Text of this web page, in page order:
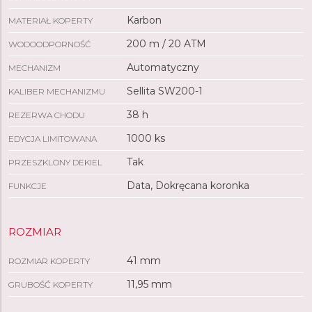
Wymiary
Wysokość:12 mm
Waga:85 g
Szerokość między uszami:21 mm
Średnica:41 mm
Szczegóły
Numer artykułu:242024.1
Kraj pochodzenia:
Szwajcaria
Uszczelnienie tylnej części koperty:Zakręcany
Zapięcie:Zapięcie motylkowe
Datownik:
Wodoszczelność
20 ATM/200 M/660 FT
Materiały
MATERIAŁ KOPERTY Karbon
WODOODPORNOŚĆ 200 m / 20 ATM
MECHANIZM Automatyczny
KALIBER MECHANIZMU Sellita SW200-1
REZERWA CHODU 38 h
EDYCJA LIMITOWANA 1000 ks
PRZESZKLONY DEKIEL Tak
FUNKCJE Data, Dokręcana koronka
ROZMIAR
ROZMIAR KOPERTY 41 mm
GRUBOŚĆ KOPERTY 11,95 mm